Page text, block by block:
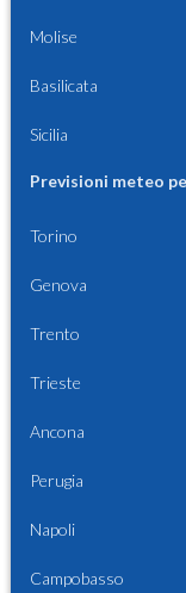
Molise
Basilicata
Sicilia
Previsioni meteo
Torino
Genova
Trento
Trieste
Ancona
Perugia
Napoli
Campobasso